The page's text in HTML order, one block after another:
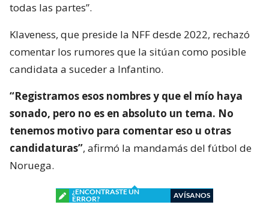
todas las partes”.
Klaveness, que preside la NFF desde 2022, rechazó
comentar los rumores que la sitúan como posible
candidata a suceder a Infantino.
“Registramos esos nombres y que el mío haya
sonado, pero no es en absoluto un tema. No
tenemos motivo para comentar eso u otras
candidaturas”, afirmó la mandamás del fútbol de
Noruega.
¿ENCONTRASTE UN
ERROR?
AVÍSANOS